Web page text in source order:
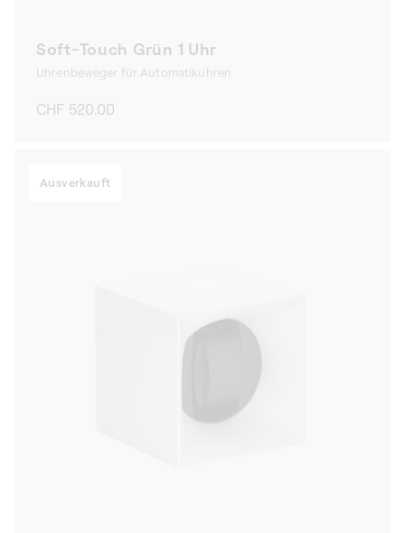
Soft-Touch Grün 1 Uhr
Uhrenbeweger für Automatikuhren
Normaler
CHF 520.00
Ausverkauft